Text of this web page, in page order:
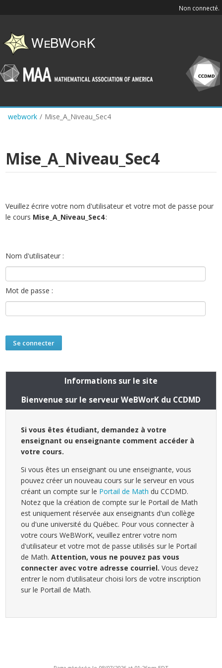
content
Non connecté.
webwork / Mise_A_Niveau_Sec4
Mise_A_Niveau_Sec4
Veuillez écrire votre nom d'utilisateur et votre mot de passe pour
le cours Mise_A_Niveau_Sec4:
Nom d'utilisateur :
Mot de passe :
Informations sur le site
Bienvenue sur le serveur WeBWorK du CCDMD
Si vous êtes étudiant, demandez à votre
enseignant ou enseignante comment accéder à
votre cours.
Si vous êtes un enseignant ou une enseignante, vous
pouvez créer un nouveau cours sur le serveur en vous
créant un compte sur le Portail de Math du CCDMD.
Notez que la création de compte sur le Portail de Math
est uniquement réservée aux enseignants d'un collège
ou d'une université du Québec. Pour vous connecter à
votre cours WeBWorK, veuillez entrer votre nom
d'utilisateur et votre mot de passe utilisés sur le Portail
de Math.Attention, vous ne pouvez pas vous
connecter avec votre adresse courriel. Vous devez
entrer le nom d'utilisateur choisi lors de votre inscription
sur le Portail de Math.